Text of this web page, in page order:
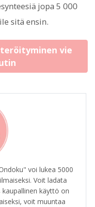
jopa 5 000
sitä ensin.
vie
voi lukea 5000
Voit ladata
käyttö on
voit muuntaa